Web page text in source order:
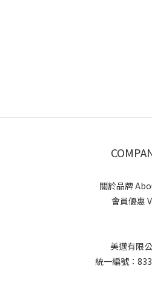
關於品牌
會員優惠
美邁有限
統一編號：